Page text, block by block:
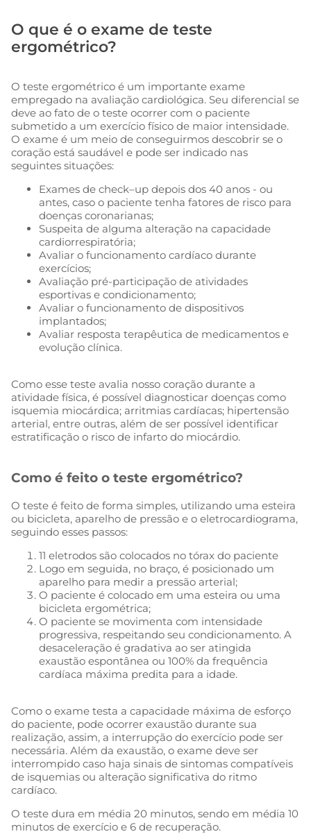
O que é o exame de teste
ergométrico?
O teste ergométrico é um importante exame
empregado na avaliação cardiológica. Seu diferencial se
deve ao fato de o teste ocorrer com o paciente
submetido a um exercício físico de maior intensidade.
O exame é um meio de conseguirmos descobrir se o
coração está saudável e pode ser indicado nas
seguintes situações:
Exames de check–up depois dos 40 anos - ou
antes, caso o paciente tenha fatores de risco para
doenças coronarianas;
Suspeita de alguma alteração na capacidade
cardiorrespiratória;
Avaliar o funcionamento cardíaco durante
exercícios;
Avaliação pré-participação de atividades
esportivas e condicionamento;
Avaliar o funcionamento de dispositivos
implantados;
Avaliar resposta terapêutica de medicamentos e
evolução clínica.
Como esse teste avalia nosso coração durante a
atividade física, é possível diagnosticar doenças como
isquemia miocárdica; arritmias cardíacas; hipertensão
arterial, entre outras, além de ser possível identificar
estratificação o risco de infarto do miocárdio.
Como é feito o teste ergométrico?
O teste é feito de forma simples, utilizando uma esteira
ou bicicleta, aparelho de pressão e o eletrocardiograma,
seguindo esses passos:
11 eletrodos são colocados no tórax do paciente
Logo em seguida, no braço, é posicionado um
aparelho para medir a pressão arterial;
O paciente é colocado em uma esteira ou uma
bicicleta ergométrica;
O paciente se movimenta com intensidade
progressiva, respeitando seu condicionamento. A
desaceleração é gradativa ao ser atingida
exaustão espontânea ou 100% da frequência
cardíaca máxima predita para a idade.
Como o exame testa a capacidade máxima de esforço
do paciente, pode ocorrer exaustão durante sua
realização, assim, a interrupção do exercício pode ser
necessária. Além da exaustão, o exame deve ser
interrompido caso haja sinais de sintomas compatíveis
de isquemias ou alteração significativa do ritmo
cardíaco.
O teste dura em média 20 minutos, sendo em média 10
minutos de exercício e 6 de recuperação.